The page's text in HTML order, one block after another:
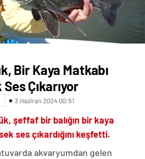
Bir Kaya Matkabı
Çıkarıyor
3 Haziran 2024 00:51
şeffaf bir balığın bir kaya
ses çıkardığını keşfetti.
akvaryumdan gelen